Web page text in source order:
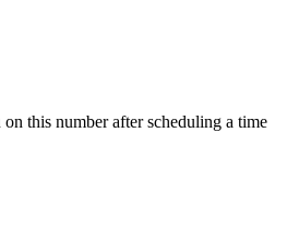
this number after scheduling a time